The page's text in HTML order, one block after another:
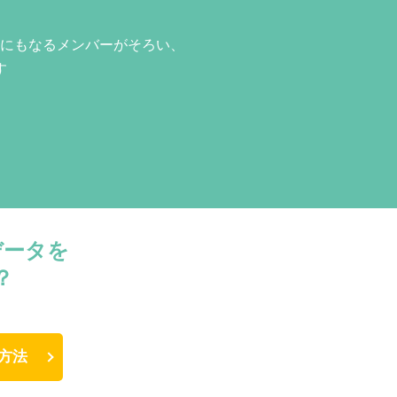
もなるメンバーがそろい、
タを
法